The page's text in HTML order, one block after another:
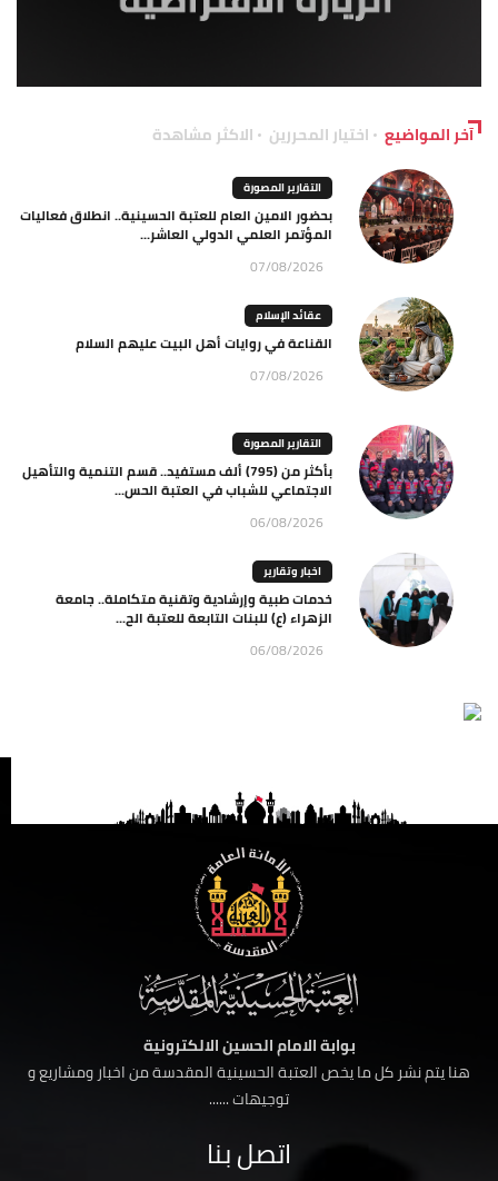
آخر المواضيع اختيار المحررين الاكثر مشاهدة
التقارير المصورة
بحضور الامين العام للعتبة الحسينية.. انطلاق فعاليات
المؤتمر العلمي الدولي العاشر...
07/08/2026
عقائد الإسلام
القناعة في روايات أهل البيت عليهم السلام
07/08/2026
التقارير المصورة
بأكثر من (795) ألف مستفيد.. قسم التنمية والتأهيل
الاجتماعي للشباب في العتبة الحس...
06/08/2026
اخبار وتقارير
خدمات طبية وإرشادية وتقنية متكاملة.. جامعة
الزهراء (ع) للبنات التابعة للعتبة الح...
06/08/2026
بوابة الامام الحسين الالكترونية
هنا يتم نشر كل ما يخص العتبة الحسينية المقدسة من اخبار ومشاريع و
توجيهات ......
اتصل بنا